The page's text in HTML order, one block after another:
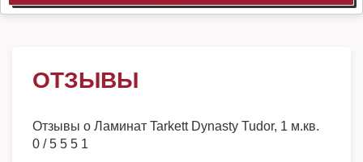
ОТЗЫВЫ
Отзывы о Ламинат Tarkett Dynasty Tudor, 1 м.кв.
0 /5 5 5 1